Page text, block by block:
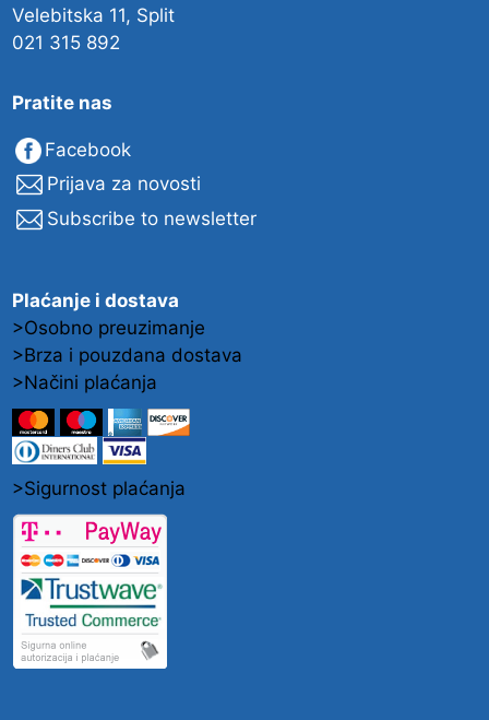
Velebitska 11, Split
021 315 892
Pratite nas
Facebook
Prijava za novosti
Subscribe to newsletter
Plaćanje i dostava
>Osobno preuzimanje
>Brza i pouzdana dostava
>Načini plaćanja
>Sigurnost plaćanja